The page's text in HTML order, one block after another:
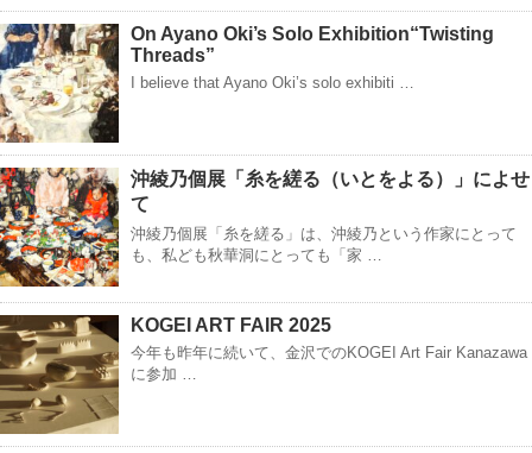
On Ayano Oki’s Solo Exhibition“Twisting
Threads”
I believe that Ayano Oki’s solo exhibiti …
沖綾乃個展「糸を縒る（いとをよる）」によせ
て
沖綾乃個展「糸を縒る」は、沖綾乃という作家にとって
も、私ども秋華洞にとっても「家 …
KOGEI ART FAIR 2025
今年も昨年に続いて、金沢でのKOGEI Art Fair Kanazawa
に参加 …